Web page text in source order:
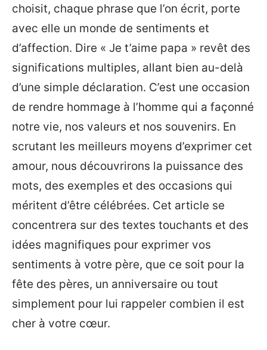
choisit, chaque phrase que l’on écrit, porte
avec elle un monde de sentiments et
d’affection. Dire « Je t’aime papa » revêt des
significations multiples, allant bien au-delà
d’une simple déclaration. C’est une occasion
de rendre hommage à l’homme qui a façonné
notre vie, nos valeurs et nos souvenirs. En
scrutant les meilleurs moyens d’exprimer cet
amour, nous découvrirons la puissance des
mots, des exemples et des occasions qui
méritent d’être célébrées. Cet article se
concentrera sur des textes touchants et des
idées magnifiques pour exprimer vos
sentiments à votre père, que ce soit pour la
fête des pères, un anniversaire ou tout
simplement pour lui rappeler combien il est
cher à votre cœur.